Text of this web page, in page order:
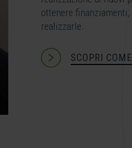
ottenere
realizzarle.
SCOPRI COME